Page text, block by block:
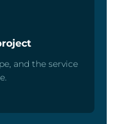
and the service